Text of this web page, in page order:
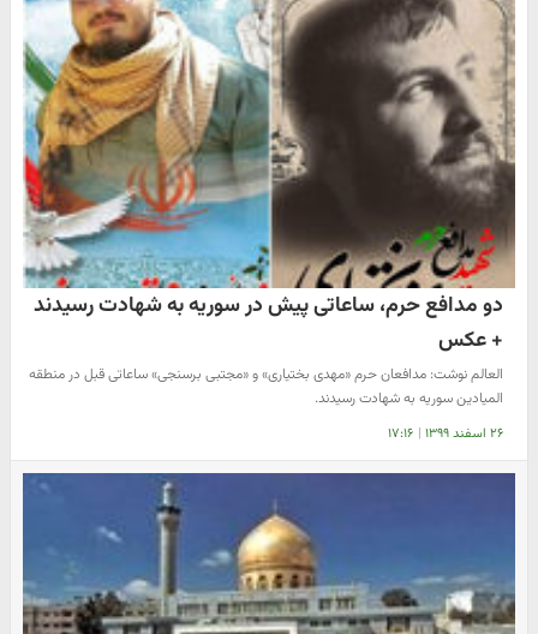
دو مدافع حرم، ساعاتی پیش در سوریه به شهادت رسیدند
+ عکس
العالم نوشت: مدافعان حرم «مهدی بختیاری» و «مجتبی برسنجی» ساعاتی قبل در منطقه
المیادین سوریه به شهادت رسیدند.
۲۶ اسفند ۱۳۹۹ | ۱۷:۱۶